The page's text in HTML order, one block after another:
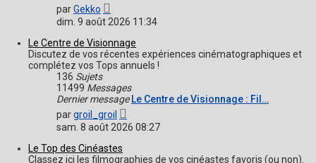
parGekko
le
dernier
dim. 9 août 2026 11:34
Le Centre de Visionnage
Discutez de vos récentes expériences cinématographiques et
complétez vos Tops annuels !
136 Sujets
11499 Messages
Dernier message Le Centre de Visionnage : Fil…
pargroil_groil
le
dernier
sam. 8 août 2026 08:27
Le Top des Cinéastes
Classez ici les filmographies de vos cinéastes favoris (ou non).